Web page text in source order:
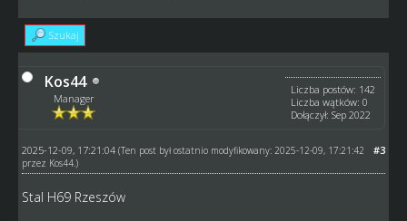
Szukaj
Kos44
Manager
Liczba postów: 142
Liczba wątków: 0
Dołączył: Sep 2022
#3
2025-12-09, 17:21:04 (Ten post był ostatnio modyfikowany: 2025-12-09, 17:21:42
przez Kos44.)
Stal H69 Rzeszów